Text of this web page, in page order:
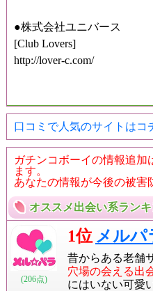
●株式会社ユニバース
[Club Lovers]
http://lover-c.com/
口コミで人気のサイトはコ
ガチンコボーイの情報追加
ます。
あなたの情報が今後の被害
オススメ出会い系ラン
(206点)
1位 メルパ
昔からある老舗
穴場の会える出
にはいない可愛